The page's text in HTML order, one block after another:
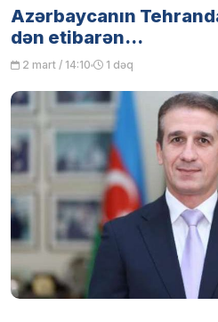
Azərbaycanın
dən etibarən…
2 mart / 14:10 1 dəq